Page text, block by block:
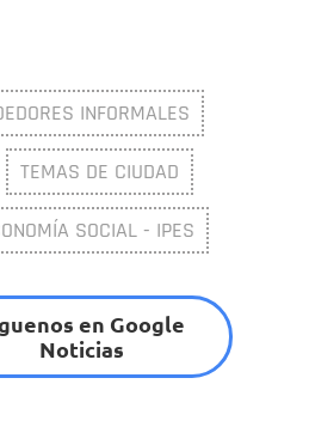
INFORMALES
TEMAS DE CIUDAD
SOCIAL - IPES
en Google
Noticias